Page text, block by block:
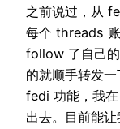
之前说过，从
每个 threads
follow 了自己
的就顺手转发
fedi 功能，我
出去。目前能